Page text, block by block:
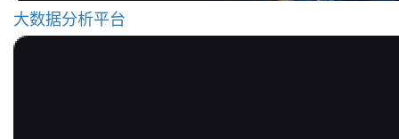
大数据分析平台